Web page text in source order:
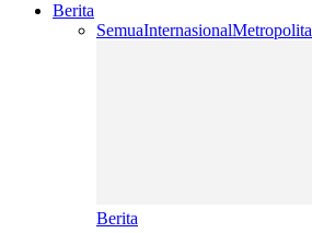
Berita
SemuaInternasional
Berita